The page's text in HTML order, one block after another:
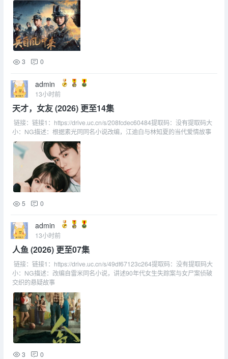
3 0
admin
13小时前
天才，女友 (2026) 更至14集
链接：链接1：https://drive.uc.cn/s/208fcdec60484提取码：没有提取码大
小：NG描述：根据素光同同名小说改编，江逾白与林知夏的当代爱情故事
5 0
admin
13小时前
人鱼 (2026) 更至07集
链接：链接1：https://drive.uc.cn/s/49df67123c264提取码：没有提取码大
小：NG描述：改编自雷米同名小说，讲述90年代女生失踪案与女尸案侦破
交织的悬疑故事
3 0